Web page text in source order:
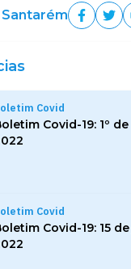
Covid
Covid-19: 1º
Covid
Covid-19: 15